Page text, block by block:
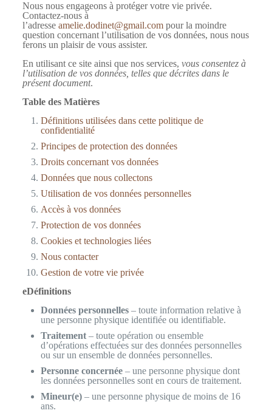
Nous nous engageons à protéger votre vie privée.
Contactez-nous à
l’adresse amelie.dodinet@gmail.compour la moindre
question concernant l’utilisation de vos données, nous nous
ferons un plaisir de vous assister.
En utilisant ce site ainsi que nos services, vous consentez à
l’utilisation de vos données, telles que décrites dans le
présent document.
Table des Matières
Définitions utilisées dans cette politique de
confidentialité
Principes de protection des données
Droits concernant vos données
Données que nous collectons
Utilisation de vos données personnelles
Accès à vos données
Protection de vos données
Cookies et technologies liées
Nous contacter
Gestion de votre vie privée
eDéfinitions
Données personnelles– toute information relative à
une personne physique identifiée ou identifiable.
Traitement– toute opération ou ensemble
d’opérations effectuées sur des données personnelles
ou sur un ensemble de données personnelles.
Personne concernée– une personne physique dont
les données personnelles sont en cours de traitement.
Mineur(e)– une personne physique de moins de 16
ans.